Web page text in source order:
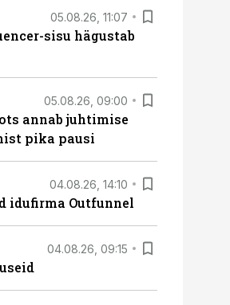
05.08.26, 11:07
sisu hägustab
05.08.26, 09:00
annab juhtimise
pika pausi
04.08.26, 14:10
idufirma Outfunnel
04.08.26, 09:15